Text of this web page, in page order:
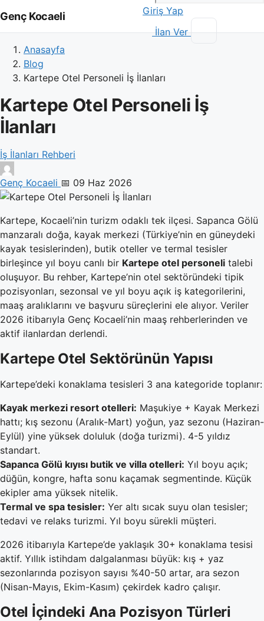
Genç Kocaeli
Giriş Yap
İlan Ver
Anasayfa
Blog
Kartepe Otel Personeli İş İlanları
Kartepe Otel Personeli İş
İlanları
İş İlanları Rehberi
Genç Kocaeli 📅 09 Haz 2026
Kartepe, Kocaeli’nin turizm odaklı tek ilçesi. Sapanca Gölü
manzaralı doğa, kayak merkezi (Türkiye’nin en güneydeki
kayak tesislerinden), butik oteller ve termal tesisler
birleşince yıl boyu canlı bir Kartepe otel personeli talebi
oluşuyor. Bu rehber, Kartepe’nin otel sektöründeki tipik
pozisyonları, sezonsal ve yıl boyu açık iş kategorilerini,
maaş aralıklarını ve başvuru süreçlerini ele alıyor. Veriler
2026 itibarıyla Genç Kocaeli’nin maaş rehberlerinden ve
aktif ilanlardan derlendi.
Kartepe Otel Sektörünün Yapısı
Kartepe’deki konaklama tesisleri 3 ana kategoride toplanır:
Kayak merkezi resort otelleri: Maşukiye + Kayak Merkezi
hattı; kış sezonu (Aralık-Mart) yoğun, yaz sezonu (Haziran-
Eylül) yine yüksek doluluk (doğa turizmi). 4-5 yıldız
standart.
Sapanca Gölü kıyısı butik ve villa otelleri: Yıl boyu açık;
düğün, kongre, hafta sonu kaçamak segmentinde. Küçük
ekipler ama yüksek nitelik.
Termal ve spa tesisler: Yer altı sıcak suyu olan tesisler;
tedavi ve relaks turizmi. Yıl boyu sürekli müşteri.
2026 itibarıyla Kartepe’de yaklaşık 30+ konaklama tesisi
aktif. Yıllık istihdam dalgalanması büyük: kış + yaz
sezonlarında pozisyon sayısı %40-50 artar, ara sezon
(Nisan-Mayıs, Ekim-Kasım) çekirdek kadro çalışır.
Otel İçindeki Ana Pozisyon Türleri